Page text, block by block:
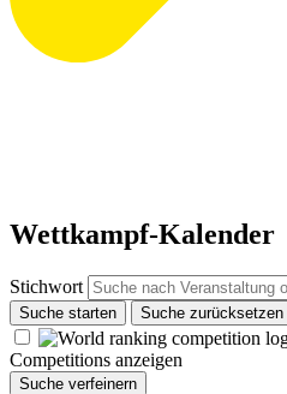
Wettkampf-Kalender
Stichwort
Suche starten Suche zurücksetzen
Competitions anzeigen
Suche verfeinern